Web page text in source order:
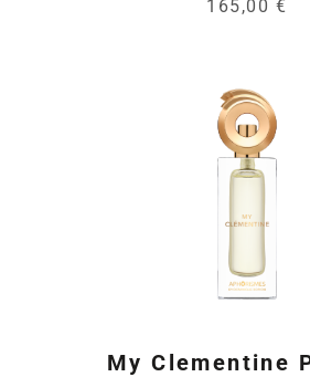
165,00 €
My Clementine